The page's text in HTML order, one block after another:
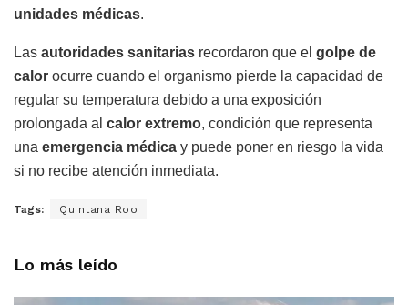
unidades médicas.
Las autoridades sanitarias recordaron que el golpe de
calor ocurre cuando el organismo pierde la capacidad de
regular su temperatura debido a una exposición
prolongada al calor extremo, condición que representa
una emergencia médica y puede poner en riesgo la vida
si no recibe atención inmediata.
Tags: Quintana Roo
Lo más leído